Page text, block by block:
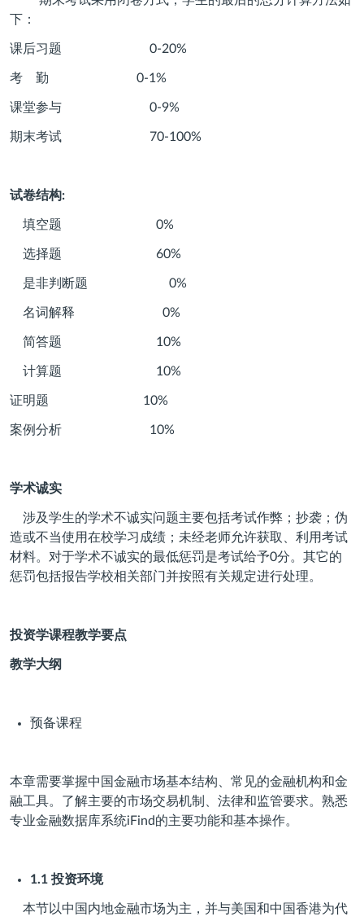
下：
课后习题 0-20%
考 勤 0-1%
课堂参与 0-9%
期末考试 70-100%
试卷结构:
填空题 0%
选择题 60%
是非判断题 0%
名词解释 0%
简答题 10%
计算题 10%
证明题 10%
案例分析 10%
学术诚实
涉及学生的学术不诚实问题主要包括考试作弊；抄袭；伪
造或不当使用在校学习成绩；未经老师允许获取、利用考试
材料。对于学术不诚实的最低惩罚是考试给予0分。其它的
惩罚包括报告学校相关部门并按照有关规定进行处理。
投资学课程教学要点
教学大纲
预备课程
本章需要掌握中国金融市场基本结构、常见的金融机构和金
融工具。了解主要的市场交易机制、法律和监管要求。熟悉
专业金融数据库系统iFind的主要功能和基本操作。
1.1 投资环境
本节以中国内地金融市场为主，并与美国和中国香港为代